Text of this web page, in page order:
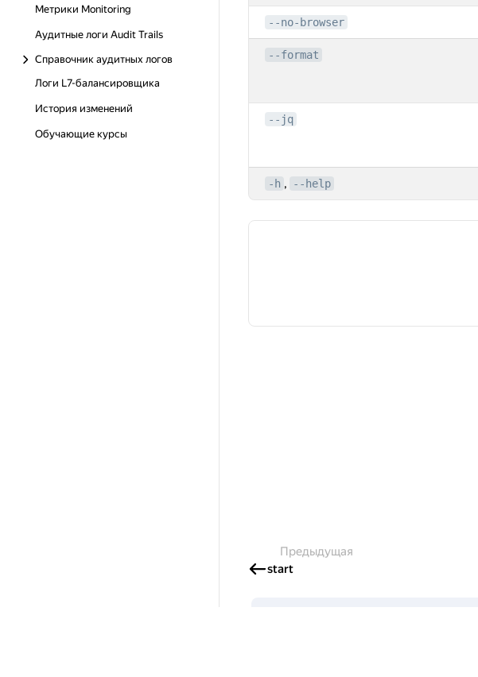
Метрики Monitoring
Аудитные логи Audit Trails
Справочник аудитных логов
Логи L7-балансировщика
История изменений
Обучающие курсы
--no-browser
--format
--jq
-h , --help
Предыдущая
start